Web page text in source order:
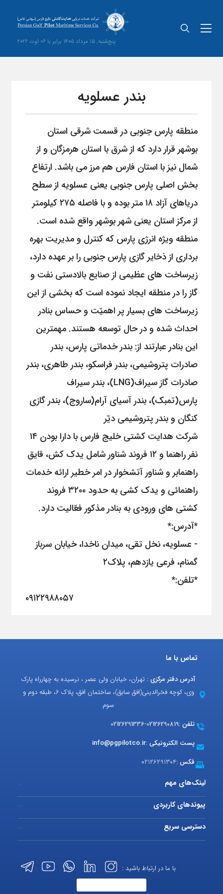
پنج‌شنبه, 15 مرداد 1405 برابر با 06 اوت 2026
بندر عسلویه
منطقه پارس جنوبی در قسمت شرقی استان
بوشهر قرار دارد که از شرق با استان هرمزگان و از
شمال نیز با استان فارس هم مرز می باشد. ارتفاع
بخش اصلی پارس جنوبی یعنی عسلویه از سطح
دریاهای آزاد ۱۸ متر بوده و با فاصله ۲۷۵ کیلومتر
از مرکز استان یعنی شهر بوشهر واقع شده است.
منطقه ویژه انرژی پارس که کنترل و مدیریت بهره
برداری از ذخایر گازی پارس جنوبی را بر عهده دارد،
زیرساخت های عظیمی از صنایع بالادستی نفت و
گاز را در منطقه ایجاد نموده است که بخشی از این
زیرساخت های بسیار پر اهمیّت و حساس بنادر
احداث شده و در حال توسعه هستند. مهمترین
این بنادر عبارتند از: بندر خدماتی پارس، بندر
صادرات پتروشیمی، بندر فراسکو، بندر طاهری، بندر
صادرات گاز سیراف(LNG)، بندر سیراف
پارس(تمبک)، بندر آسیای آرام(ساروج)، بندر گازی
کنگان و بندر پتروشیمی دیّر
شرکت هدایت کشتی خلیج فارس با دارا بودن ۱۴
نفر راهنما و ۱۲ فروند شناور شامل یدک کش، قایق
راهنمابر و شناور آتشخوار در امر خطیر ارائه خدمات
راهنمائی و یدک کشی به حدود ۳۲۰۰ فروند
کشتی های ورودی به بنادر مذکور فعّالیت دارد.
*آدرس:*
- عسلویه، نخل تقی، میدان ناخدا، خیابان سرباز
گمنام، فرعی یازدهم، پلاک۲
*تلفن:*
۰۹۱۲۲۹۸۸۰۵۷
تماس با ما
آدرس دفتر مرکزی : تهران، خیابان ولی عصر ، نرسیده به چهارراه پارک
وی، کوچه فخرالدینی(افق سابق)، ساختمان افق، پلاک 6، طبقه دوم و
سوم
تلفن :02126290819
-
02126291336
پست الکترونیکی :info@pgpilotco.ir
فکس :02126291304
لینک‌های مهم
پیوندهای کاربردی
دسترسی سریع
با ما در ارتباط باشید :